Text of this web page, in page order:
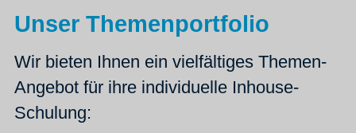
Unser Themenportfolio
Wir bieten Ihnen ein vielfältiges Themen-
Angebot für ihre individuelle Inhouse-
Schulung: